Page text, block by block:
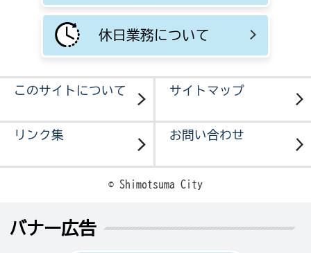
休日業務について
このサイトについて サイトマップ
リンク集 お問い合わせ
© Shimotsuma City
バナー広告